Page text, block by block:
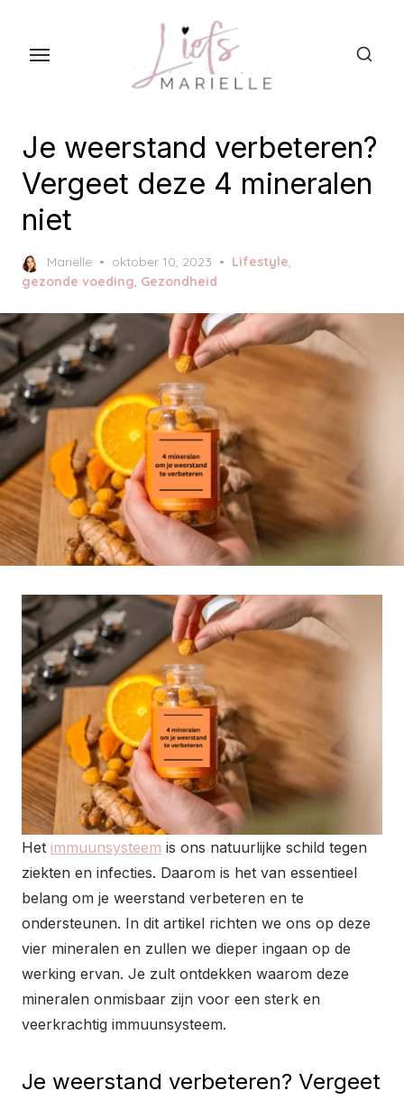
t
e
n
t
Je weerstand verbeteren?
Vergeet deze 4 mineralen
niet
Mariëlle
P
o
t
e
d
n
oktober 10, 2023 Lifestyle,
gezonde voeding, Gezondheid
Het immuunsysteem is ons natuurlijke schild tegen
ziekten en infecties. Daarom is het van essentieel
belang om je weerstand verbeteren en te
ondersteunen. In dit artikel richten we ons op deze
vier mineralen en zullen we dieper ingaan op de
werking ervan. Je zult ontdekken waarom deze
mineralen onmisbaar zijn voor een sterk en
veerkrachtig immuunsysteem.
Je weerstand verbeteren? Vergeet